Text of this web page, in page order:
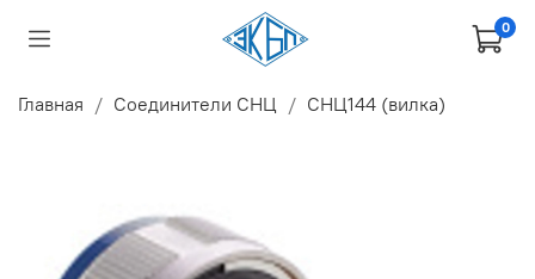
0
Главная Соединители СНЦ СНЦ144 (вилка)